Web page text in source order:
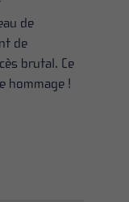
de
de
brutal. Ce
hommage !